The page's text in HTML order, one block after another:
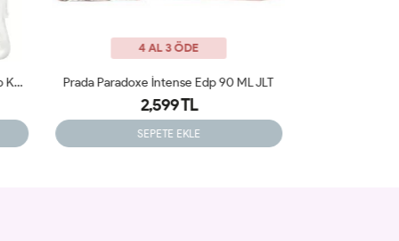
JLT
4 AL 3 ÖDE
2,350 TL
SEPETE EKLE